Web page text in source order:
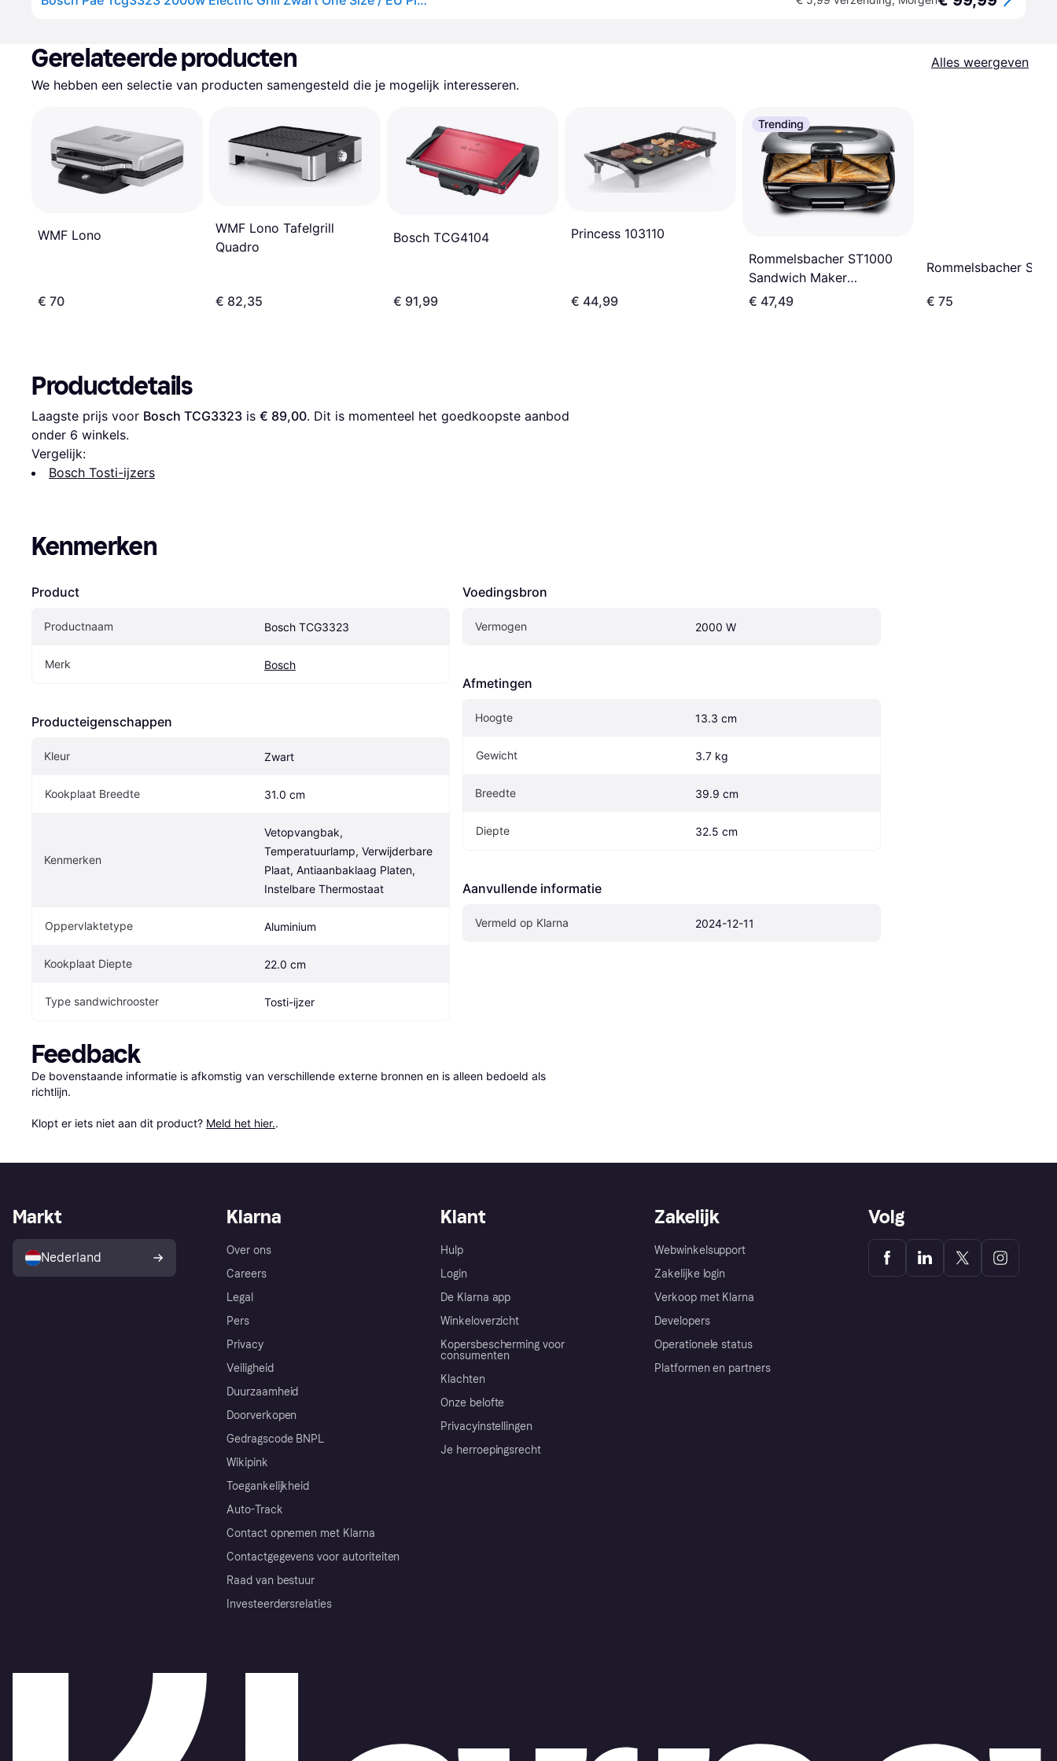
Gerelateerde producten
Alles weergeven
We hebben een selectie van producten samengesteld die je mogelijk interesseren.
WMF Lono
€ 70
WMF Lono Tafelgrill
Quadro
€ 82,35
Bosch TCG4104
€ 91,99
Princess 103110
€ 44,99
Trending
Rommelsbacher ST1000
Sandwich Maker
Broodrooster Zwart
€ 47,49
Rommelsbacher
€ 75
Productdetails
Laagste prijs voor Bosch TCG3323 is € 89,00. Dit is momenteel het goedkoopste aanbod
onder 6 winkels.
Vergelijk:
Bosch Tosti-ijzers
Kenmerken
Product
Productnaam Bosch TCG3323
Merk Bosch
Producteigenschappen
Kleur Zwart
Kookplaat Breedte 31.0 cm
Kenmerken
Vetopvangbak,
Temperatuurlamp, Verwijderbare
Plaat, Antiaanbaklaag Platen,
Instelbare Thermostaat
Oppervlaktetype Aluminium
Kookplaat Diepte 22.0 cm
Type sandwichrooster Tosti-ijzer
Voedingsbron
Vermogen 2000 W
Afmetingen
Hoogte 13.3 cm
Gewicht 3.7 kg
Breedte 39.9 cm
Diepte 32.5 cm
Aanvullende informatie
Vermeld op Klarna 2024-12-11
Feedback
De bovenstaande informatie is afkomstig van verschillende externe bronnen en is alleen bedoeld als
richtlijn.
Klopt er iets niet aan dit product? Meld het hier..
Klarna
Over ons
Careers
Legal
Pers
Privacy
Veiligheid
Duurzaamheid
Doorverkopen
Gedragscode BNPL
Wikipink
Toegankelijkheid
Auto-Track
Contact opnemen met Klarna
Contactgegevens voor autoriteiten
Raad van bestuur
Investeerdersrelaties
Klant
Hulp
Login
De Klarna app
Winkeloverzicht
Kopersbescherming voor
consumenten
Klachten
Onze belofte
Privacyinstellingen
Je herroepingsrecht
Zakelijk
Webwinkelsupport
Zakelijke login
Verkoop met Klarna
Developers
Operationele status
Platformen en partners
Markt
Nederland
Volg